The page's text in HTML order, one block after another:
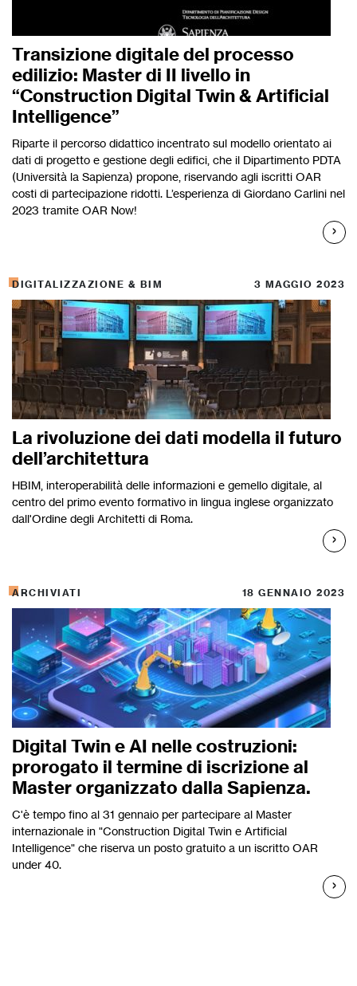
Transizione digitale del processo
edilizio: Master di II livello in
“Construction Digital Twin & Artificial
Intelligence”
Riparte il percorso didattico incentrato sul modello orientato ai
dati di progetto e gestione degli edifici, che il Dipartimento PDTA
(Università la Sapienza) propone, riservando agli iscritti OAR
costi di partecipazione ridotti. L’esperienza di Giordano Carlini nel
2023 tramite OAR Now!
DIGITALIZZAZIONE & BIM 3 MAGGIO 2023
La rivoluzione dei dati modella il futuro
dell’architettura
HBIM, interoperabilità delle informazioni e gemello digitale, al
centro del primo evento formativo in lingua inglese organizzato
dall'Ordine degli Architetti di Roma.
ARCHIVIATI 18 GENNAIO 2023
Digital Twin e AI nelle costruzioni:
prorogato il termine di iscrizione al
Master organizzato dalla Sapienza.
C'è tempo fino al 31 gennaio per partecipare al Master
internazionale in "Construction Digital Twin e Artificial
Intelligence" che riserva un posto gratuito a un iscritto OAR
under 40.